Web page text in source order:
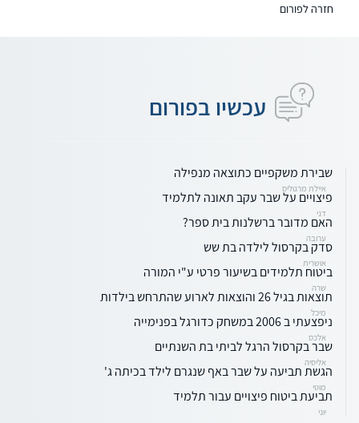
חזרה לפורום
עכשיו בפורום
שבירת משקפיים כתוצאה מנפילה
איילת מרגוליס
פיצויים על שבר עקב תאונה לתלמיד
דני
האם מדובר ברשלנות בית ספר?
ערובה
סדק בקרסול לילדה בת שש
אושרית
ביטוח תלמידים בשיעור פרטי ע"י המורה
שרה
תוצאות בגיל 26 והוצאות לארוע שהתרחש בילדות
מיכל
ניפצעתי ב 2006 במשחק כדורגל בפנימייה
אלכס
שבר בקרסול הרגל לביתי בת השנתיים
אליסיה
הגשת תביעה על שבר באף שנגרם לילד בכיתה ג'
מוטי
תביעת ביטוח פיצויים עבור תלמיד
יוני